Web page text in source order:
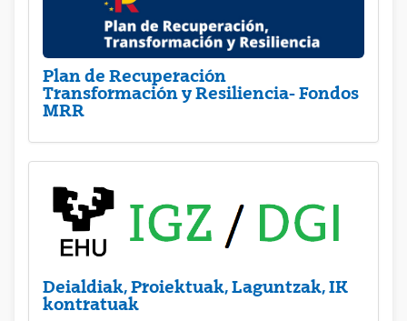
Plan de Recuperación
Transformación y Resiliencia- Fondos
MRR
Deialdiak, Proiektuak, Laguntzak, IK
kontratuak